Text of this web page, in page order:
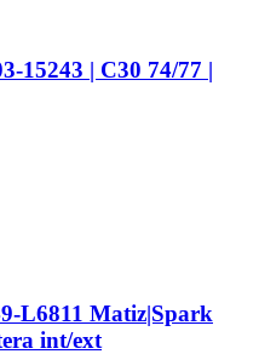
15243 | C30 74/77 |
L6811 Matiz|Spark
int/ext